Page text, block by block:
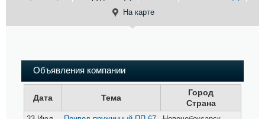
На карте
Объявления компании
Дата Тема
Город
Страна